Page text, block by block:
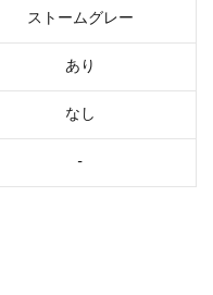
ストームグレー
あり
なし
-